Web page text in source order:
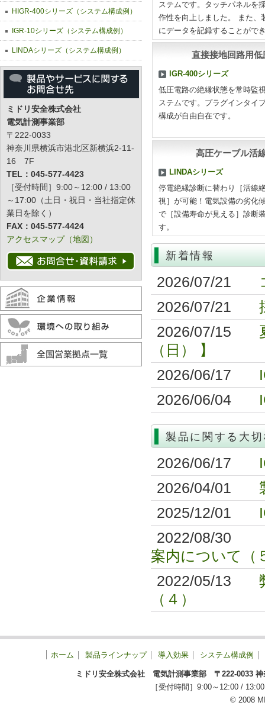
HIGR-400シリーズ（システム構成例）
IGR-10シリーズ（システム構成例）
LINDAシリーズ（システム構成例）
ミドリ安全株式会社
電気計測事業部
〒222-0033
神奈川県横浜市港北区新横浜2-11-
16 7F
TEL：045-577-4423
［受付時間］9:00～12:00 / 13:00
～17:00（土日・祝日・当社指定休
業日を除く）
FAX：045-577-4424
アクセスマップ（地図）
ステムです。タッチパネルを
作性を向上しました。 また、
にデータを記録することがで
直接接地回路用
IGR-400シリーズ
低圧電路の絶縁状態を常時監
ステムです。プラグインタイ
構成が自由自在です。
高圧ケーブル活
LINDAシリーズ
停電絶縁診断に替わり［活線
視］が可能！電気設備の劣化
で［設備寿命が見える］診断
す。
新着情報
2026/07/21
2026/07/21
2026/07/15
（日） 】
2026/06/17
2026/06/04
製品に関する大
2026/06/17
2026/04/01
2025/12/01
2022/08/30
案内について（
2022/05/13
（４）
ホーム 製品ラインナップ 導入効果 システム構成例
ミドリ安全株式会社 電気計測事業部 〒222-0033
［受付時間］9:00～12:00 /
© 2008